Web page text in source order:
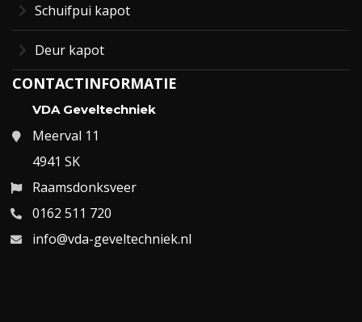
Schuifpui kapot
Deur kapot
CONTACTINFORMATIE
VDA Geveltechniek
Meerval 11
4941 SK
Raamsdonksveer
0162 511 720
info@vda-geveltechniek.nl